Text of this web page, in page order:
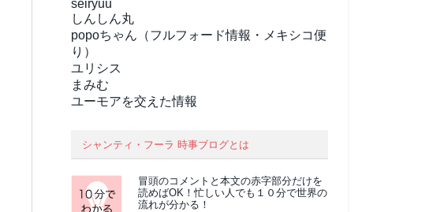
seiryuu
しんしん丸
popoちゃん（フルフォード情報・メキシコ便
り）
ユリシス
まみむ
ユーモアを交えた情報
シャンティ・フーラ 時事ブログとは
冒頭のコメントと本文の赤字部分だけを
読めばOK！忙しい人でも１０分で世界の
流れが分かる！